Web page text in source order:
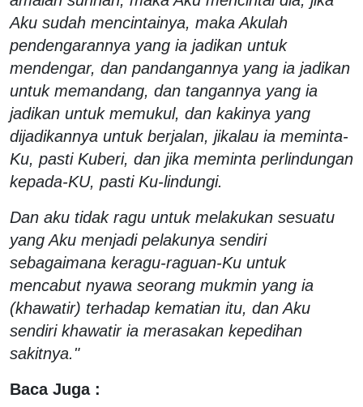
Aku sudah mencintainya, maka Akulah
pendengarannya yang ia jadikan untuk
mendengar, dan pandangannya yang ia jadikan
untuk memandang, dan tangannya yang ia
jadikan untuk memukul, dan kakinya yang
dijadikannya untuk berjalan, jikalau ia meminta-
Ku, pasti Kuberi, dan jika meminta perlindungan
kepada-KU, pasti Ku-lindungi.
Dan aku tidak ragu untuk melakukan sesuatu
yang Aku menjadi pelakunya sendiri
sebagaimana keragu-raguan-Ku untuk
mencabut nyawa seorang mukmin yang ia
(khawatir) terhadap kematian itu, dan Aku
sendiri khawatir ia merasakan kepedihan
sakitnya."
Baca Juga :